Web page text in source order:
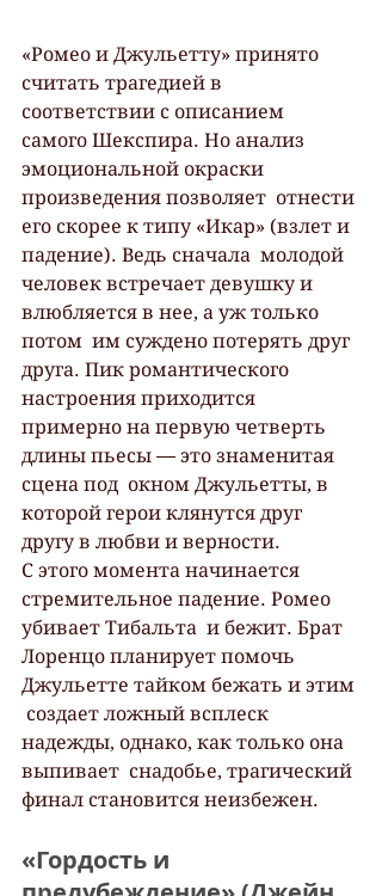
«Ромео и Джульетту» принято
считать трагедией в
соответствии с описанием
самого Шекспира. Но анализ
эмоциональной окраски
произведения позволяет  отнести
его скорее к типу «Икар» (взлет и
падение). Ведь сначала  молодой
человек встречает девушку и
влюбляется в нее, а уж только
потом  им суждено потерять друг
друга. Пик романтического
настроения приходится
примерно на первую четверть
длины пьесы — это знаменитая
сцена под  окном Джульетты, в
которой герои клянутся друг
другу в любви и верности.
С этого момента начинается
стремительное падение. Ромео
убивает Тибальта  и бежит. Брат
Лоренцо планирует помочь
Джульетте тайком бежать и этим
создает ложный всплеск
надежды, однако, как только она
выпивает  снадобье, трагический
финал становится неизбежен.
«Гордость и